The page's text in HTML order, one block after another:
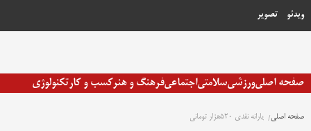
به
ویدئو تصویر
صفحه اصلیورزشیسلامتیاجتماعیفرهنگ و هنرکسب و کارتکنولوژی
صفحه اصلی یارانه نقدی 520هزار تومانی